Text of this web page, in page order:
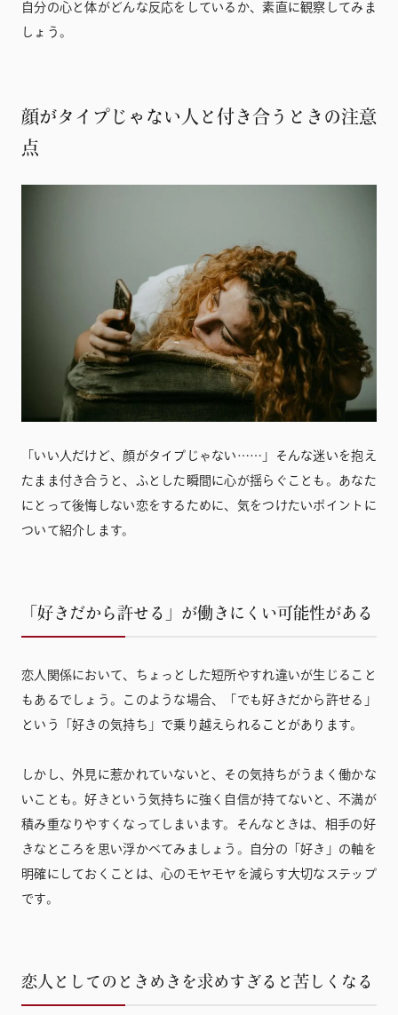
自分の心と体がどんな反応をしているか、素直に観察してみま
しょう。
顔がタイプじゃない人と付き合うときの注意
点
「いい人だけど、顔がタイプじゃない……」そんな迷いを抱え
たまま付き合うと、ふとした瞬間に心が揺らぐことも。あなた
にとって後悔しない恋をするために、気をつけたいポイントに
ついて紹介します。
「好きだから許せる」が働きにくい可能性がある
恋人関係において、ちょっとした短所やすれ違いが生じること
もあるでしょう。このような場合、「でも好きだから許せる」
という「好きの気持ち」で乗り越えられることがあります。
しかし、外見に惹かれていないと、その気持ちがうまく働かな
いことも。好きという気持ちに強く自信が持てないと、不満が
積み重なりやすくなってしまいます。そんなときは、相手の好
きなところを思い浮かべてみましょう。自分の「好き」の軸を
明確にしておくことは、心のモヤモヤを減らす大切なステップ
です。
恋人としてのときめきを求めすぎると苦しくなる